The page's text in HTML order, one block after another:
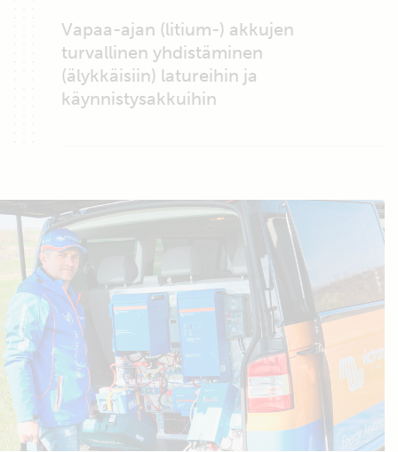
Vapaa-ajan (litium-) akkujen
turvallinen yhdistäminen
(älykkäisiin) latureihin ja
käynnistysakkuihin